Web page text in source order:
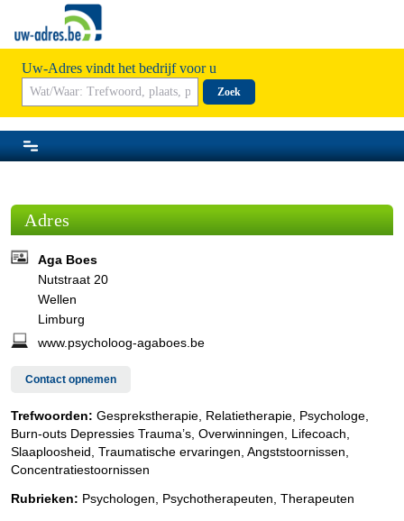
Uw-Adres vindt het bedrijf voor u
Zoek
Adres
Aga Boes
Nutstraat 20
Wellen
Limburg
www.psycholoog-agaboes.be
Contact opnemen
Trefwoorden: Gesprekstherapie, Relatietherapie, Psychologe,
Burn-outs Depressies Trauma’s, Overwinningen, Lifecoach,
Slaaploosheid, Traumatische ervaringen, Angststoornissen,
Concentratiestoornissen
Rubrieken: Psychologen Psychotherapeuten Therapeuten